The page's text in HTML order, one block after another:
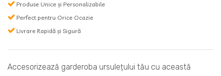
fost:
25,00 lei.
Produse Unice și Personalizabile
Perfect pentru Orice Ocazie
Livrare Rapidă și Sigură
Accesorizează garderoba ursulețului tău cu această